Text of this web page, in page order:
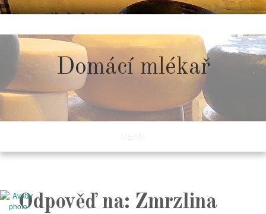
to
content
Domácí mlékař
Odpověď na: Zmrzlina